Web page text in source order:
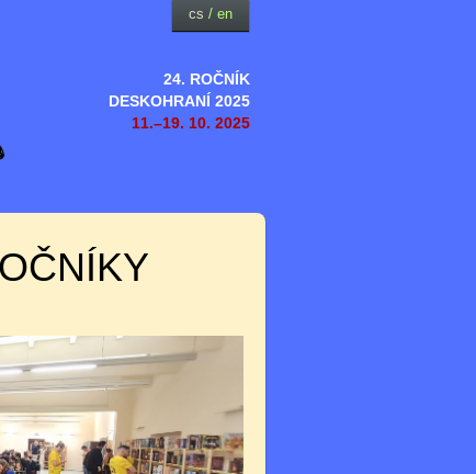
24. ROČNÍK
DESKOHRANÍ 2025
11.–19. 10. 2025
cs / en